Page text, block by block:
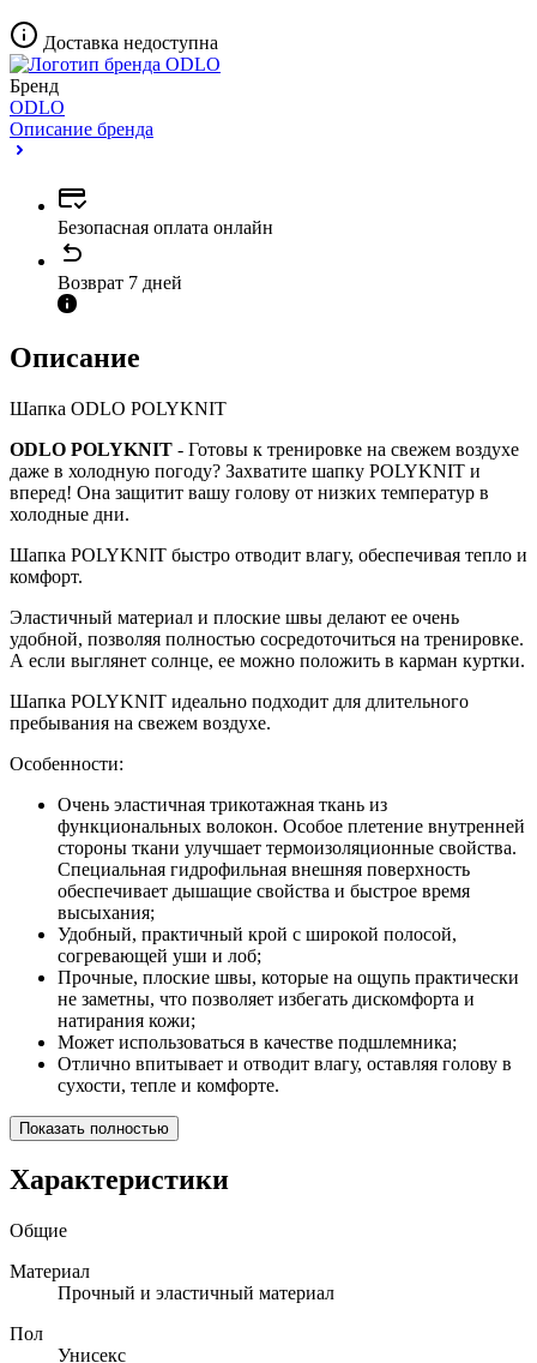
Доставка недоступна
Бренд
ODLO
Описание бренда
Безопасная оплата онлайн
Возврат 7 дней
Описание
Шапка ODLO POLYKNIT
ODLO POLYKNIT - Готовы к тренировке на свежем воздухе
даже в холодную погоду? Захватите шапку POLYKNIT и
вперед! Она защитит вашу голову от низких температур в
холодные дни.
Шапка POLYKNIT быстро отводит влагу, обеспечивая тепло и
комфорт.
Эластичный материал и плоские швы делают ее очень
удобной, позволяя полностью сосредоточиться на тренировке.
А если выглянет солнце, ее можно положить в карман куртки.
Шапка POLYKNIT идеально подходит для длительного
пребывания на свежем воздухе.
Особенности:
Очень эластичная трикотажная ткань из
функциональных волокон. Особое плетение внутренней
стороны ткани улучшает термоизоляционные свойства.
Специальная гидрофильная внешняя поверхность
обеспечивает дышащие свойства и быстрое время
высыхания;
Удобный, практичный крой с широкой полосой,
согревающей уши и лоб;
Прочные, плоские швы, которые на ощупь практически
не заметны, что позволяет избегать дискомфорта и
натирания кожи;
Может использоваться в качестве подшлемника;
Отлично впитывает и отводит влагу, оставляя голову в
сухости, тепле и комфорте.
Показать полностью
Характеристики
Общие
Материал
Прочный и эластичный материал
Пол
Унисекс